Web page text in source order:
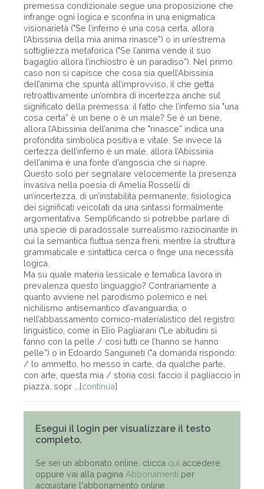
premessa condizionale segue una proposizione che
infrange ogni logica e sconfina in una enigmatica
visionarietà ("Se l’inferno è una cosa certa, allora
l’Abissinia della mia anima rinasce”) o in un’estrema
sottigliezza metaforica ("Se l’anima vende il suo
bagaglio allora l’inchiostro è un paradiso”). Nel primo
caso non si capisce che cosa sia quell’Abissinia
dell’anima che spunta all’improvviso, il che getta
retroattivamente un’ombra di incertezza anche sul
significato della premessa: il fatto che l’inferno sia "una
cosa certa” è un bene o è un male? Se è un bene,
allora l’Abissinia dell’anima che "rinasce” indica una
profondità simbolica positiva e vitale. Se invece la
certezza dell’inferno è un male, allora l’Abissinia
dell’anima è una fonte d’angoscia che si riapre.
Questo solo per segnalare velocemente la presenza
invasiva nella poesia di Amelia Rosselli di
un’incertezza, di un’instabilità permanente, fisiologica
dei significati veicolati da una sintassi formalmente
argomentativa. Semplificando si potrebbe parlare di
una specie di paradossale surrealismo raziocinante in
cui la semantica fluttua senza freni, mentre la struttura
grammaticale e sintattica cerca o finge una necessità
logica.
Ma su quale materia lessicale e tematica lavora in
prevalenza questo linguaggio? Contrariamente a
quanto avviene nel parodismo polemico e nel
nichilismo antisemantico d’avanguardia, o
nell’abbassamento comico-materialistico del registro
linguistico, come in Elio Pagliarani ("Le abitudini si
fanno con la pelle / così tutti ce l’hanno se hanno
pelle”) o in Edoardo Sanguineti ("a domanda rispondo:
/ lo ammetto, ho messo in carte, da qualche parte,
con arte, questa mia / storia così: faccio il pagliaccio in
piazza, sopr ...[continua]
Esegui il login per visualizzare il testo
completo.
Se sei un abbonato online, clicca qui accedere,
oppure vai alla pagina Abbonamenti per
acquistare l'abbonamento online.